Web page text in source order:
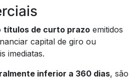
títulos de curto prazo emitidos
capital de giro ou
imediatas.
inferior a 360 dias, são